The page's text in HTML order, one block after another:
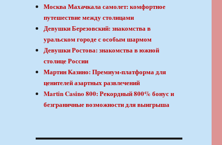
Москва Махачкала самолет: комфортное
путешествие между столицами
Девушки Березовский: знакомства в
уральском городе с особым шармом
Девушки Ростова: знакомства в южной
столице России
Мартин Казино: Премиум-платформа для
ценителей азартных развлечений
Martin Casino 800: Рекордный 800% бонус и
безграничные возможности для выигрыша